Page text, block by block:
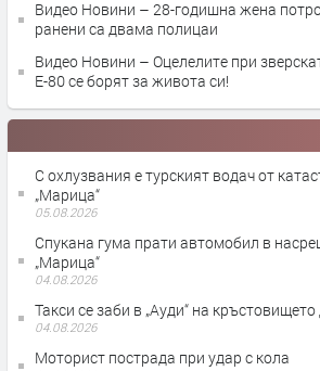
Видео Новини – 28-годишна жена
ранени са двама полицаи
Видео Новини – Оцелелите при
Е-80 се борят за живота си!
С охлузвания е турският водач от
„Марица“
05.08.2026
Спукана гума прати автомобил в
„Марица“
04.08.2026
Такси се заби в „Ауди“ на
04.08.2026
Моторист пострада при удар с кола